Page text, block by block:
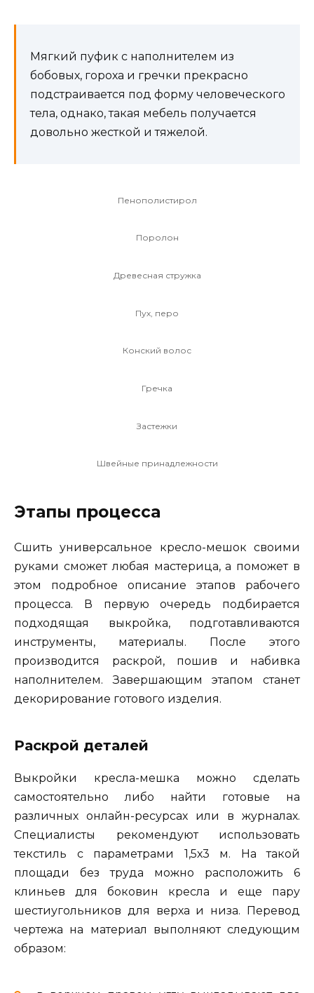
Мягкий пуфик с наполнителем из
бобовых, гороха и гречки прекрасно
подстраивается под форму человеческого
тела, однако, такая мебель получается
довольно жесткой и тяжелой.
Пенополистирол
Поролон
Древесная стружка
Пух, перо
Конский волос
Гречка
Застежки
Швейные принадлежности
Этапы процесса
Сшить универсальное кресло-мешок своими
руками сможет любая мастерица, а поможет в
этом подробное описание этапов рабочего
процесса. В первую очередь подбирается
подходящая выкройка, подготавливаются
инструменты, материалы. После этого
производится раскрой, пошив и набивка
наполнителем. Завершающим этапом станет
декорирование готового изделия.
Раскрой деталей
Выкройки кресла-мешка можно сделать
самостоятельно либо найти готовые на
различных онлайн-ресурсах или в журналах.
Специалисты рекомендуют использовать
текстиль с параметрами 1,5х3 м. На такой
площади без труда можно расположить 6
клиньев для боковин кресла и еще пару
шестиугольников для верха и низа. Перевод
чертежа на материал выполняют следующим
образом: